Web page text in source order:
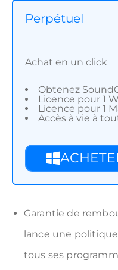
Perpétuel
Achat en un click
Obtenez
Licence pour 1
Licence pour 1
Accès à vie à
Garantie de
lance une
tous ses